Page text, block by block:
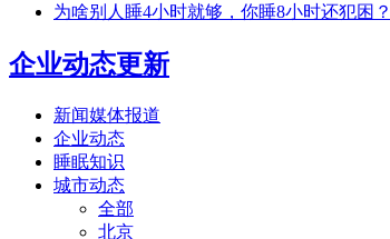
为啥别人睡4小时就够，你睡8小时还犯困
企业动态更新
新闻媒体报道
企业动态
睡眠知识
城市动态
全部
北京